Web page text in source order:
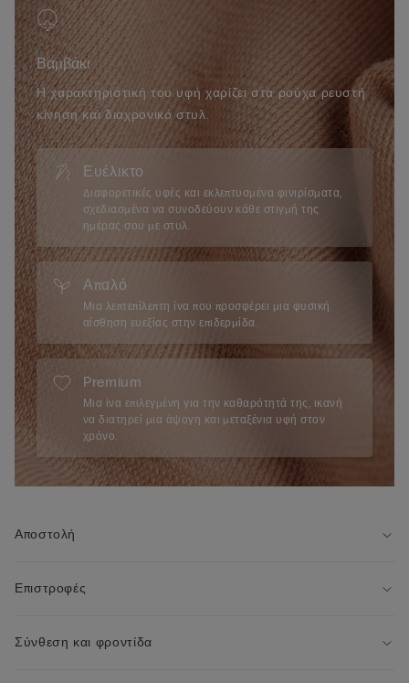
Βαμβάκι
Η χαρακτηριστική του υφή χαρίζει στα ρούχα ρευστή
κίνηση και διαχρονικό στυλ.
Ευέλικτο
Διαφορετικές υφές και εκλεπτυσμένα φινιρίσματα,
σχεδιασμένα να συνοδεύουν κάθε στιγμή της
ημέρας σου με στυλ.
Απαλό
Μια λεπτεπίλεπτη ίνα που προσφέρει μια φυσική
αίσθηση ευεξίας στην επιδερμίδα.
Premium
Μια ίνα επιλεγμένη για την καθαρότητά της, ικανή
να διατηρεί μια άψογη και μεταξένια υφή στον
χρόνο.
Αποστολή
Επιστροφές
Σύνθεση και φροντίδα